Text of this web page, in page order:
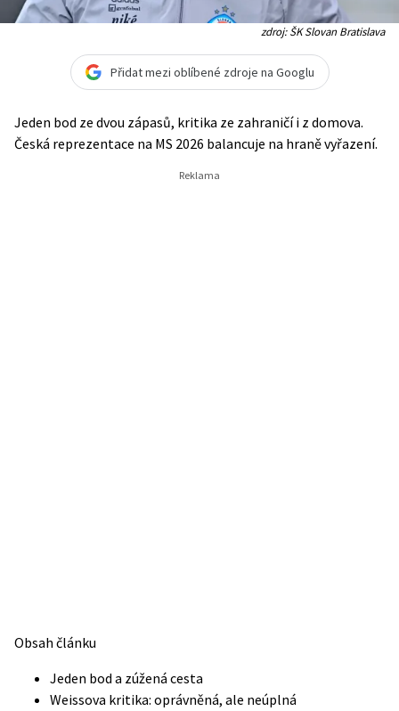
zdroj: ŠK Slovan Bratislava
Přidat mezi oblíbené zdroje na Googlu
Jeden bod ze dvou zápasů, kritika ze zahraničí i z domova.
Česká reprezentace na MS 2026 balancuje na hraně vyřazení.
Obsah článku
Jeden bod a zúžená cesta
Weissova kritika: oprávněná, ale neúplná